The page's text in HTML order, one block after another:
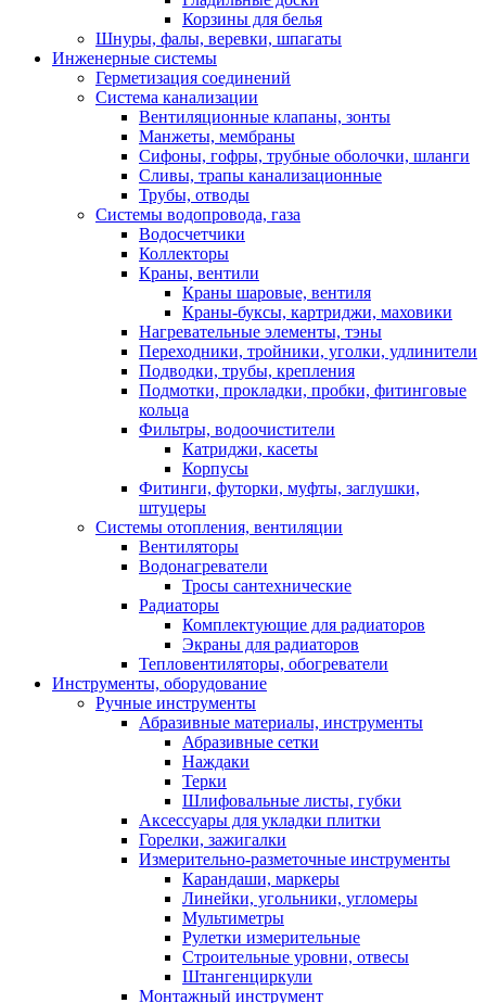
Корзины для белья
Шнуры, фалы, веревки, шпагаты
Инженерные системы
Герметизация соединений
Система канализации
Вентиляционные клапаны, зонты
Манжеты, мембраны
Сифоны, гофры, трубные оболочки, шланги
Сливы, трапы канализационные
Трубы, отводы
Системы водопровода, газа
Водосчетчики
Коллекторы
Краны, вентили
Краны шаровые, вентиля
Краны-буксы, картриджи, маховики
Нагревательные элементы, тэны
Переходники, тройники, уголки, удлинители
Подводки, трубы, крепления
Подмотки, прокладки, пробки, фитинговые
кольца
Фильтры, водоочистители
Катриджи, касеты
Корпусы
Фитинги, футорки, муфты, заглушки,
штуцеры
Системы отопления, вентиляции
Вентиляторы
Водонагреватели
Тросы сантехнические
Радиаторы
Комплектующие для радиаторов
Экраны для радиаторов
Тепловентиляторы, обогреватели
Инструменты, оборудование
Ручные инструменты
Абразивные материалы, инструменты
Абразивные сетки
Наждаки
Терки
Шлифовальные листы, губки
Аксессуары для укладки плитки
Горелки, зажигалки
Измерительно-разметочные инструменты
Карандаши, маркеры
Линейки, угольники, угломеры
Мультиметры
Рулетки измерительные
Строительные уровни, отвесы
Штангенциркули
Монтажный инструмент